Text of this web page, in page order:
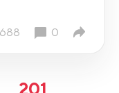
688 0